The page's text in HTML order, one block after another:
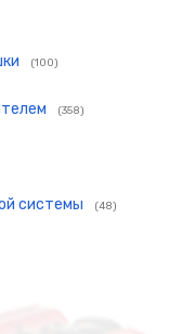
(100)
(358)
системы (48)